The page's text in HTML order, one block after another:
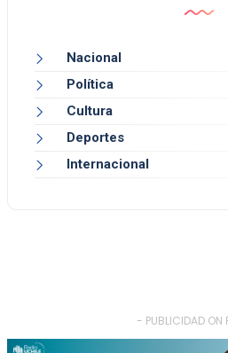
Nacional
Política
Cultura
Deportes
Internacional
- PUBLICIDAD ON